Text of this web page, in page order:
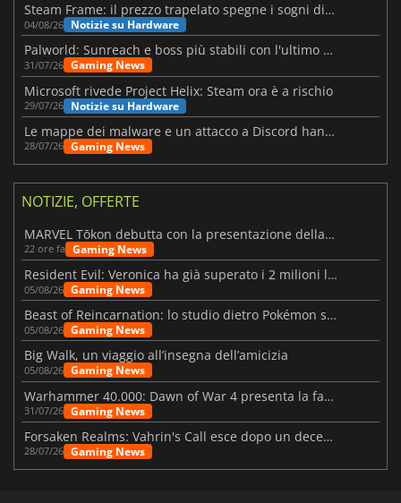
Steam Frame: il prezzo trapelato spegne i sogni di un VR economico
04/08/26 Notizie su Hardware
Palworld: Sunreach e boss più stabili con l'ultimo update
31/07/26 Gaming News
Microsoft rivede Project Helix: Steam ora è a rischio
29/07/26 Notizie su Hardware
Le mappe dei malware e un attacco a Discord hanno colpito Meccha Chameleon
28/07/26 Gaming News
NOTIZIE, OFFERTE
MARVEL Tōkon debutta con la presentazione della roadmap per il primo anno
22 ore fa Gaming News
Resident Evil: Veronica ha già superato i 2 milioni liste dei desideri
05/08/26 Gaming News
Beast of Reincarnation: lo studio dietro Pokémon su una nuova strada
05/08/26 Gaming News
Big Walk, un viaggio all’insegna dell’amicizia
05/08/26 Gaming News
Warhammer 40.000: Dawn of War 4 presenta la fazione dei Necron
31/07/26 Gaming News
Forsaken Realms: Vahrin's Call esce dopo un decennio di sviluppo
28/07/26 Gaming News